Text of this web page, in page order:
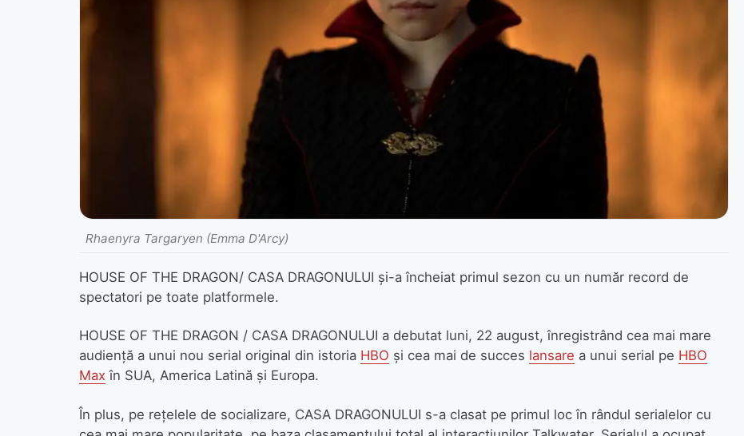
Rhaenyra Targaryen (Emma D'Arcy)
HOUSE OF THE DRAGON/ CASA DRAGONULUI și-a încheiat primul sezon cu un număr record de
spectatori pe toate platformele.
HOUSE OF THE DRAGON / CASA DRAGONULUI a debutat luni, 22 august, înregistrând cea mai mare
audiență a unui nou serial original din istoria HBO și cea mai de succes lansare a unui serial pe HBO
Max în SUA, America Latină și Europa.
În plus, pe rețelele de socializare, CASA DRAGONULUI s-a clasat pe primul loc în rândul serialelor cu